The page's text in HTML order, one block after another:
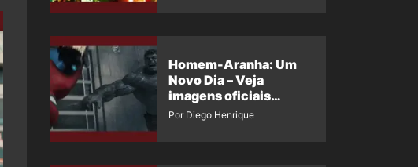
Homem-Aranha: Um
Novo Dia – Veja
imagens oficiais
descartadas do Hulk
Por Diego Henrique